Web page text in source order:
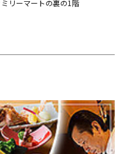
リーマートの裏の1階